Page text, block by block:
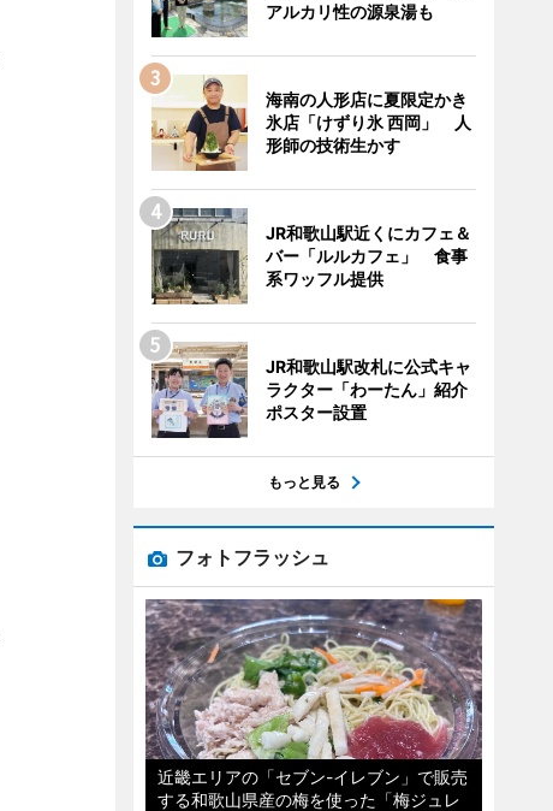
アルカリ性の源泉湯も
海南の人形店に夏限定かき
氷店「けずり氷 西岡」 人
形師の技術生かす
JR和歌山駅近くにカフェ＆
バー「ルルカフェ」 食事
系ワッフル提供
JR和歌山駅改札に公式キャ
ラクター「わーたん」紹介
ポスター設置
もっと見る
フォトフラッシュ
近畿エリアの「セブン-イレブン」で販売
する和歌山県産の梅を使った「梅ジュレ